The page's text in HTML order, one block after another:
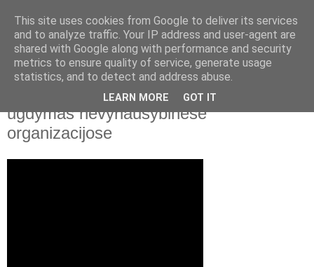
2021 m. sausio 20 d., trečiadienis
Ateitininkų federacija. Pilietiškumo
ugdymas nevyriausybinėse
organizacijose
This site uses cookies from Google to deliver its services
and to analyze traffic. Your IP address and user-agent are
shared with Google along with performance and security
metrics to ensure quality of service, generate usage
statistics, and to detect and address abuse.
LEARN MORE GOT IT